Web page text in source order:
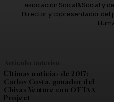
asociación Social&Social y
Director y copresentador del
Últimas noticias de 2017:
Carlos Costa, ganador del
Chivas Venture con OTTAA
Project